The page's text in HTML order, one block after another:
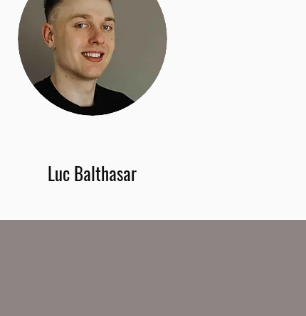
Luc Balthasar